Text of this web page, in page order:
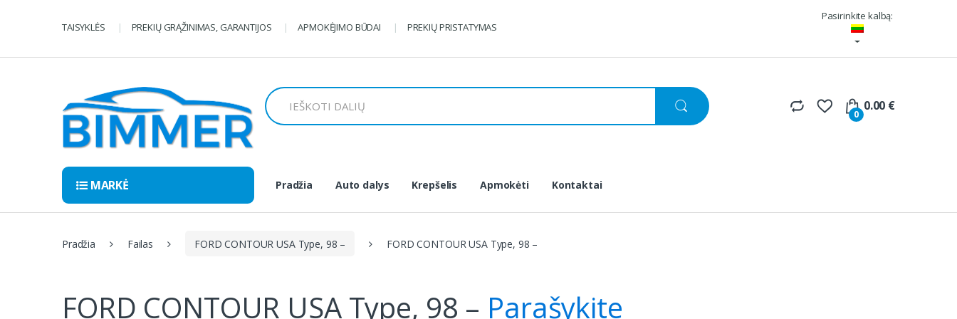
TAISYKLĖS PREKIŲ GRĄŽINIMAS, GARANTIJOS APMOKĖJIMO BŪDAI PREKIŲ PRISTATYMAS
Pasirinkite kalbą:
Ieškoti:
0
0.00 €
MARKĖ Pradžia Auto dalys Krepšelis Apmokėti Kontaktai
Pradžia Failas FORD CONTOUR USA Type, 98 – FORD CONTOUR USA Type, 98 –
FORD CONTOUR USA Type, 98 – Parašykite